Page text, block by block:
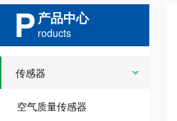
P产品中心
roducts
传感器
空气质量传感器